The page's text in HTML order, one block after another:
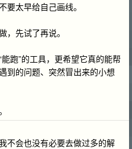
要太早给自己画线。
，先试了再说。
跑”的工具，更希望它真的能帮
到的问题、突然冒出来的小想
不会也没有必要去做过多的解